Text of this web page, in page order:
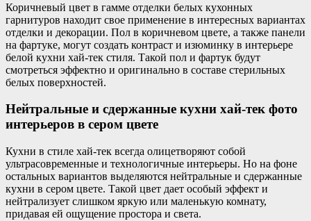
Коричневый цвет в гамме отделки белых кухонных
гарнитуров находит свое применение в интересных вариантах
отделки и декорации. Пол в коричневом цвете, а также панели
на фартуке, могут создать контраст и изюминку в интерьере
белой кухни хай-тек стиля. Такой пол и фартук будут
смотреться эффектно и оригинально в составе стерильных
белых поверхностей.
Нейтральные и сдержанные кухни хай-тек фото
интерьеров в сером цвете
Кухни в стиле хай-тек всегда олицетворяют собой
ультрасовременные и технологичные интерьеры. Но на фоне
остальных вариантов выделяются нейтральные и сдержанные
кухни в сером цвете. Такой цвет дает особый эффект и
нейтрализует слишком яркую или маленькую комнату,
придавая ей ощущение простора и света.